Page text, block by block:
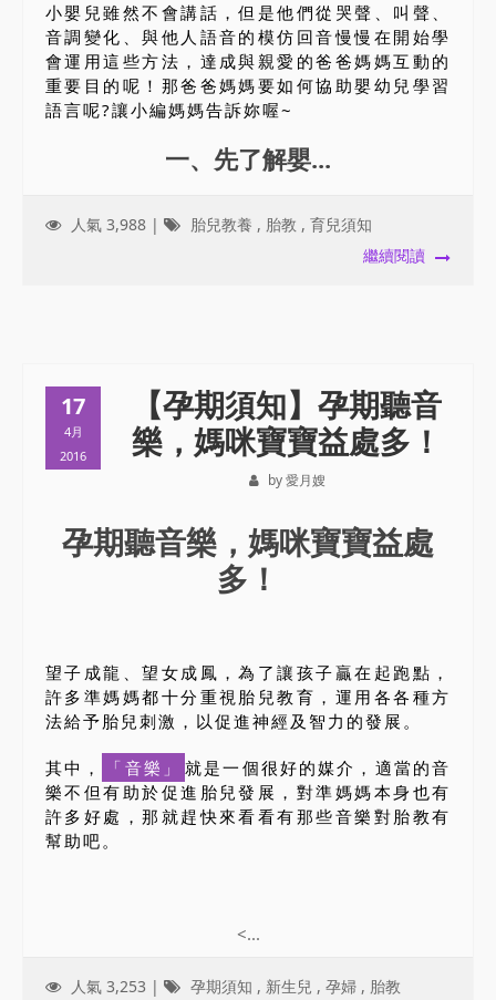
小嬰兒雖然不會講話，但是他們從哭聲、叫聲、
音調變化、與他人語音的模仿回音慢慢在開始學
會運用這些方法，達成與親愛的爸爸媽媽互動的
重要目的呢！那爸爸媽媽要如何協助嬰幼兒學習
語言呢?讓小編媽媽告訴妳喔~
一、先了解嬰...
人氣 3,988 | 胎兒教養 , 胎教 , 育兒須知
繼續閱讀
17
4月
2016
【孕期須知】孕期聽音
樂，媽咪寶寶益處多！
by 愛月嫂
孕期聽音樂，媽咪寶寶益處
多！
望子成龍、望女成鳳，為了讓孩子贏在起跑點，
許多準媽媽都十分重視胎兒教育，運用各各種方
法給予胎兒刺激，以促進神經及智力的發展。
其中， 「音樂」
就是一個很好的媒介，適當的音
樂不但有助於促進胎兒發展，對準媽媽本身也有
許多好處，那就趕快來看看有那些音樂對胎教有
幫助吧。
<...
人氣 3,253 | 孕期須知 , 新生兒 , 孕婦 , 胎教